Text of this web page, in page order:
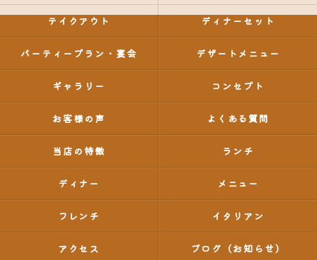
テイクアウト ディナーセット
パーティープラン・宴会 デザートメニュー
ギャラリー コンセプト
お客様の声 よくある質問
当店の特徴 ランチ
ディナー メニュー
フレンチ イタリアン
アクセス ブログ（お知らせ）